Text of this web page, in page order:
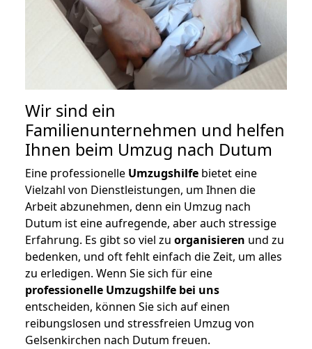
Wir sind ein
Familienunternehmen und helfen
Ihnen beim Umzug nach Dutum
Eine professionelle Umzugshilfe bietet eine
Vielzahl von Dienstleistungen, um Ihnen die
Arbeit abzunehmen, denn ein Umzug nach
Dutum ist eine aufregende, aber auch stressige
Erfahrung. Es gibt so viel zu organisieren und zu
bedenken, und oft fehlt einfach die Zeit, um alles
zu erledigen. Wenn Sie sich für eine
professionelle Umzugshilfe bei uns
entscheiden, können Sie sich auf einen
reibungslosen und stressfreien Umzug von
Gelsenkirchen nach Dutum freuen.